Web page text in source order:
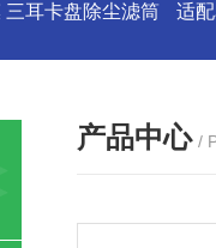
耳卡盘除尘滤筒 适
产品中心 /